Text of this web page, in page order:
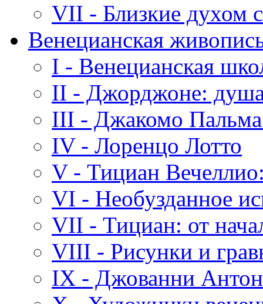
VII - Близкие духом
Венецианская
I - Венецианская
II - Джорджоне:
III - Джакомо
IV - Лоренцо Лотто
V - Тициан
VI - Необузданное
VII - Тициан: от
VIII - Рисунки и
IX - Джованни